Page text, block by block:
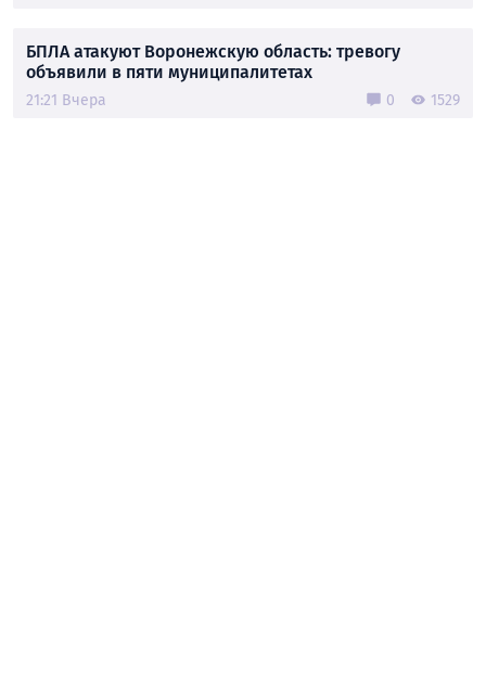
БПЛА атакуют Воронежскую область: тревогу
объявили в пяти муниципалитетах
21:21 Вчера 0 1529